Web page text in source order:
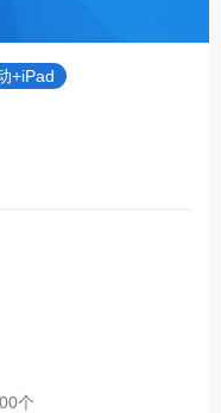
+iPad
个